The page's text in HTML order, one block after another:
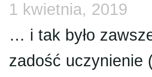
1 kwietnia, 2019
… i tak było
zadość uczynienie